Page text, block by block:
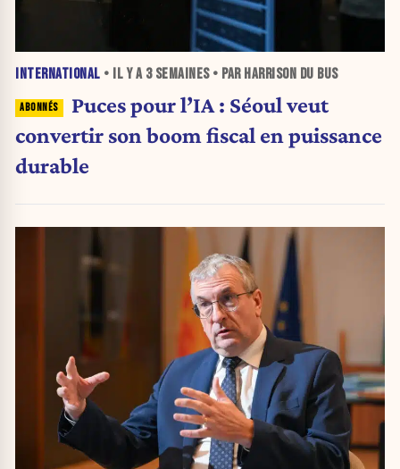
INTERNATIONAL • IL Y A 3 SEMAINES• PAR HARRISON DU BUS
Puces pour l’IA : Séoul veut
convertir son boom fiscal en puissance
durable